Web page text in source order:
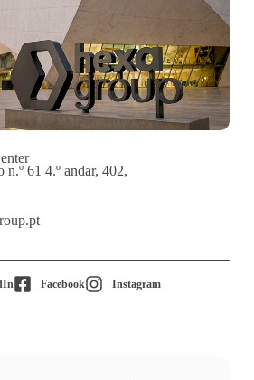
n.º 61 4.º andar, 402,
Facebook Instagram